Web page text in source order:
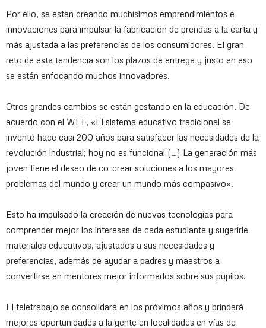
Por ello, se están creando muchísimos emprendimientos e
innovaciones para impulsar la fabricación de prendas a la carta y
más ajustada a las preferencias de los consumidores. El gran
reto de esta tendencia son los plazos de entrega y justo en eso
se están enfocando muchos innovadores.
Otros grandes cambios se están gestando en la educación. De
acuerdo con el WEF, «El sistema educativo tradicional se
inventó hace casi 200 años para satisfacer las necesidades de la
revolución industrial; hoy no es funcional (…) La generación más
joven tiene el deseo de co-crear soluciones a los mayores
problemas del mundo y crear un mundo más compasivo».
Esto ha impulsado la creación de nuevas tecnologías para
comprender mejor los intereses de cada estudiante y sugerirle
materiales educativos, ajustados a sus necesidades y
preferencias, además de ayudar a padres y maestros a
convertirse en mentores mejor informados sobre sus pupilos.
El teletrabajo se consolidará en los próximos años y brindará
mejores oportunidades a la gente en localidades en vías de